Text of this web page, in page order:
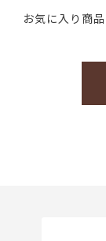
お気に入り商